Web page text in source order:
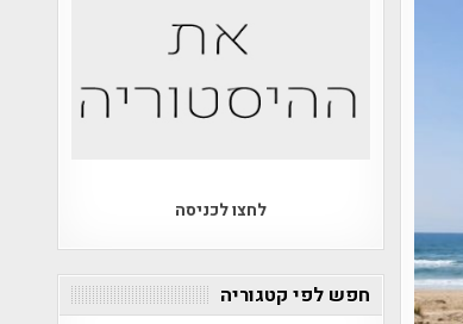
לחצו לכניסה
חפש לפי קטגוריה